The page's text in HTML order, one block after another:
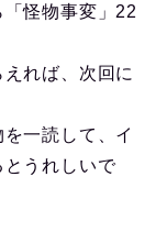
怪物事変」22
れば、次回に
一読して、イ
とうれしいで